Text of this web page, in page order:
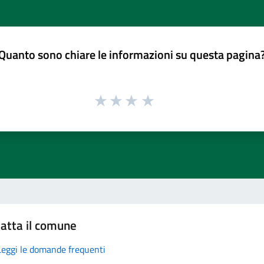
sono chiare le informazioni su questa
il comune
le domande frequenti